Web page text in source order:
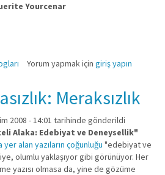
Yourcenar
BİÇİMİ hakkında
Yorum yapmak için giriş yapın
Meraksızlık
2008 - 14:01 tarihinde gönderildi
Alaka: Edebiyat ve Deneysellik"
yer alan yazıların çoğunluğu "edebiyat ve
olumlu yaklaşıyor gibi görünüyor. Her
yazısı olmasa da, yine de gözüme